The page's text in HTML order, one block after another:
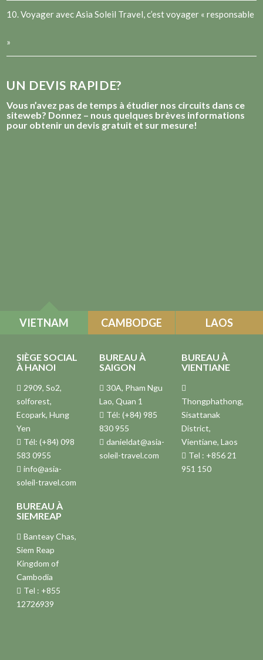
10. Voyager avec Asia Soleil Travel, c’est voyager « responsable
»
UN DEVIS RAPIDE?
Vous n’avez pas de temps à étudier nos circuits dans ce
siteweb? Donnez – nous quelques brèves informations
pour obtenir un devis gratuit et sur mesure!
VIETNAM CAMBODGE LAOS
SIÈGE SOCIAL
À HANOI
2909, So2,
solforest,
Ecopark, Hung
Yen
Tél: (+84) 098
583 0955
info@asia-
soleil-travel.com
BUREAU À
SAIGON
30A, Pham Ngu
Lao, Quan 1
Tél: (+84) 985
830 955
danieldat@asia-
soleil-travel.com
BUREAU À
VIENTIANE
Thongphathong,
Sisattanak
District,
Vientiane, Laos
Tel : +856 21
951 150
BUREAU À
SIEMREAP
Banteay Chas,
Siem Reap
Kingdom of
Cambodia
Tel : +855
12726939